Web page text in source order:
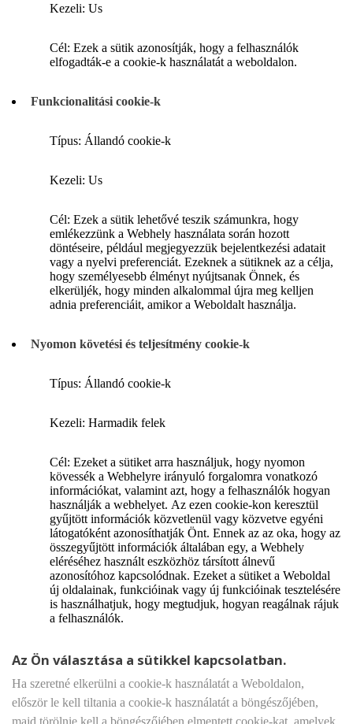
Kezeli: Us
Cél: Ezek a sütik azonosítják, hogy a felhasználók
elfogadták-e a cookie-k használatát a weboldalon.
Funkcionalitási cookie-k
Típus: Állandó cookie-k
Kezeli: Us
Cél: Ezek a sütik lehetővé teszik számunkra, hogy
emlékezzünk a Webhely használata során hozott
döntéseire, például megjegyezzük bejelentkezési adatait
vagy a nyelvi preferenciát. Ezeknek a sütiknek az a célja,
hogy személyesebb élményt nyújtsanak Önnek, és
elkerüljék, hogy minden alkalommal újra meg kelljen
adnia preferenciáit, amikor a Weboldalt használja.
Nyomon követési és teljesítmény cookie-k
Típus: Állandó cookie-k
Kezeli: Harmadik felek
Cél: Ezeket a sütiket arra használjuk, hogy nyomon
kövessék a Webhelyre irányuló forgalomra vonatkozó
információkat, valamint azt, hogy a felhasználók hogyan
használják a webhelyet. Az ezen cookie-kon keresztül
gyűjtött információk közvetlenül vagy közvetve egyéni
látogatóként azonosíthatják Önt. Ennek az az oka, hogy az
összegyűjtött információk általában egy, a Webhely
eléréséhez használt eszközhöz társított álnevű
azonosítóhoz kapcsolódnak. Ezeket a sütiket a Weboldal
új oldalainak, funkcióinak vagy új funkcióinak tesztelésére
is használhatjuk, hogy megtudjuk, hogyan reagálnak rájuk
a felhasználók.
Az Ön választása a sütikkel kapcsolatban.
Ha szeretné elkerülni a cookie-k használatát a Weboldalon,
először le kell tiltania a cookie-k használatát a böngészőjében,
majd törölnie kell a böngészőjében elmentett cookie-kat, amelyek